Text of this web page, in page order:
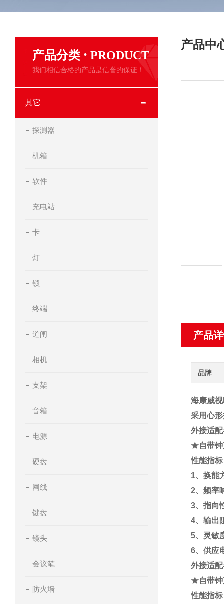
产品分类 · PRODUCT
我们相信合格的产品是信誉的保证！
其它
探测器
机箱
软件
充电站
卡
灯
锁
终端
道闸
相机
支架
音箱
电源
硬盘
网线
键盘
镜头
会议笔
防火墙
产品中
产品
品牌
海康威
采用心
外接适
★自带钟
性能指标
1、换能
2、频率
3、指向
4、输出
5、灵敏
6、供应
外接适
★自带钟
性能指标